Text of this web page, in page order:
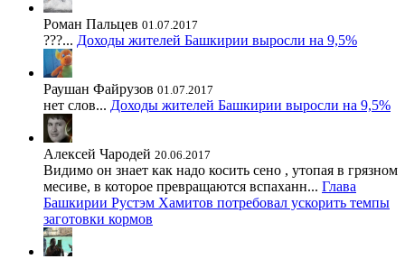
Роман Пальцев 01.07.2017
???... Доходы жителей Башкирии выросли на 9,5%
Раушан Файрузов 01.07.2017
нет слов... Доходы жителей Башкирии выросли на 9,5%
Алексей Чародей 20.06.2017
Видимо он знает как надо косить сено , утопая в грязном
месиве, в которое превращаются вспаханн... Глава
Башкирии Рустэм Хамитов потребовал ускорить темпы
заготовки кормов